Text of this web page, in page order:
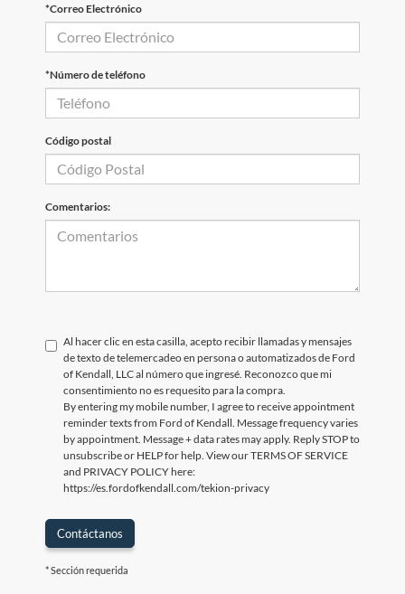
*Correo Electrónico
*Número de teléfono
Código postal
Comentarios:
Al hacer clic en esta casilla, acepto recibir llamadas y mensajes
de texto de telemercadeo en persona o automatizados de Ford
of Kendall, LLC al número que ingresé. Reconozco que mi
consentimiento no es requesito para la compra.
By entering my mobile number, I agree to receive appointment
reminder texts from Ford of Kendall. Message frequency varies
by appointment. Message + data rates may apply. Reply STOP to
unsubscribe or HELP for help. View our TERMS OF SERVICE
and PRIVACY POLICY here:
https://es.fordofkendall.com/tekion-privacy
Contáctanos
* Sección requerida